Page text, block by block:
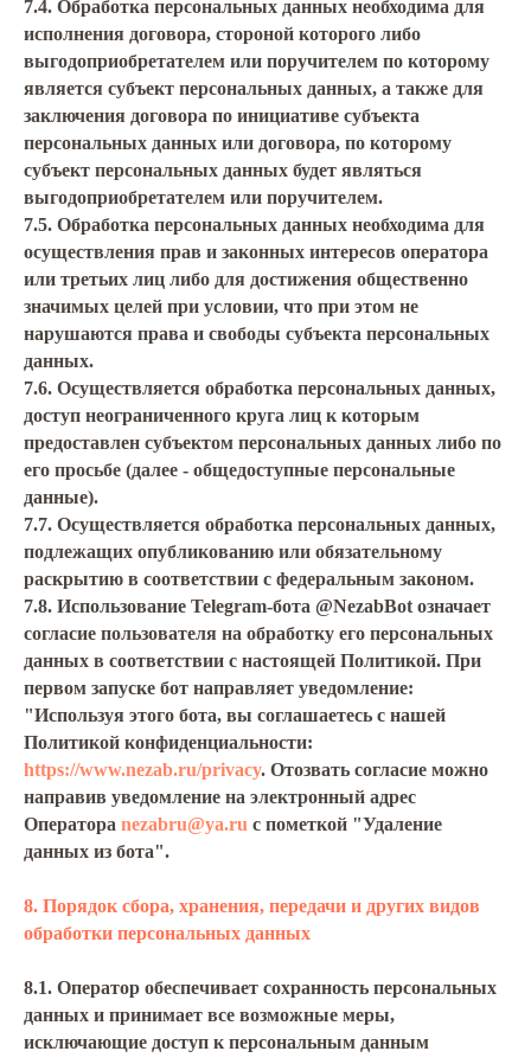
7.4. Обработка персональных данных необходима для
исполнения договора, стороной которого либо
выгодоприобретателем или поручителем по которому
является субъект персональных данных, а также для
заключения договора по инициативе субъекта
персональных данных или договора, по которому
субъект персональных данных будет являться
выгодоприобретателем или поручителем.
7.5. Обработка персональных данных необходима для
осуществления прав и законных интересов оператора
или третьих лиц либо для достижения общественно
значимых целей при условии, что при этом не
нарушаются права и свободы субъекта персональных
данных.
7.6. Осуществляется обработка персональных данных,
доступ неограниченного круга лиц к которым
предоставлен субъектом персональных данных либо по
его просьбе (далее - общедоступные персональные
данные).
7.7. Осуществляется обработка персональных данных,
подлежащих опубликованию или обязательному
раскрытию в соответствии с федеральным законом.
7.8. Использование Telegram-бота @NezabBot означает
согласие пользователя на обработку его персональных
данных в соответствии с настоящей Политикой. При
первом запуске бот направляет уведомление:
"Используя этого бота, вы соглашаетесь с нашей
Политикой конфиденциальности:
https://www.nezab.ru/privacy. Отозвать согласие можно
направив уведомление на электронный адрес
Оператора nezabru@ya.ru с пометкой "Удаление
данных из бота".
8. Порядок сбора, хранения, передачи и других видов
обработки персональных данных
8.1. Оператор обеспечивает сохранность персональных
данных и принимает все возможные меры,
исключающие доступ к персональным данным